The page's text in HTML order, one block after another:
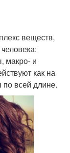
веществ,
макро- и
как на
всей длине.